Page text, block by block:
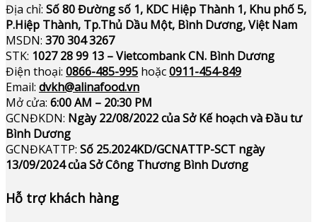
Địa chỉ: Số 80 Đường số 1, KDC Hiệp Thành 1, Khu phố 5,
P.Hiệp Thành, Tp.Thủ Dầu Một, Bình Dương, Việt Nam
MSDN: 370 304 3267
STK: 1027 28 99 13 – Vietcombank CN. Bình Dương
Điện thoại: 0866-485-995 hoặc0911-454-849
Email: dvkh@alinafood.vn
Mở cửa: 6:00 AM – 20:30 PM
GCNĐKDN: Ngày 22/08/2022 của Sở Kế hoạch và Đầu tư
Bình Dương
GCNĐKATTP: Số 25.2024KD/GCNATTP-SCT ngày
13/09/2024 của Sở Công Thương Bình Dương
Hỗ trợ khách hàng